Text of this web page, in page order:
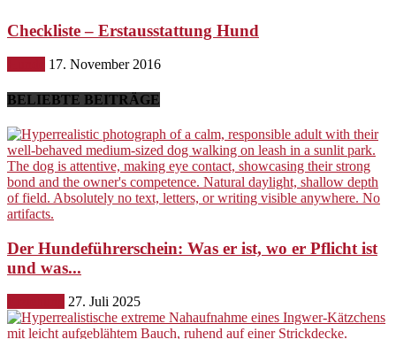
Checkliste – Erstausstattung Hund
17. November 2016
BELIEBTE BEITRÄGE
Der Hundeführerschein: Was er ist, wo er Pflicht ist
und was...
27. Juli 2025